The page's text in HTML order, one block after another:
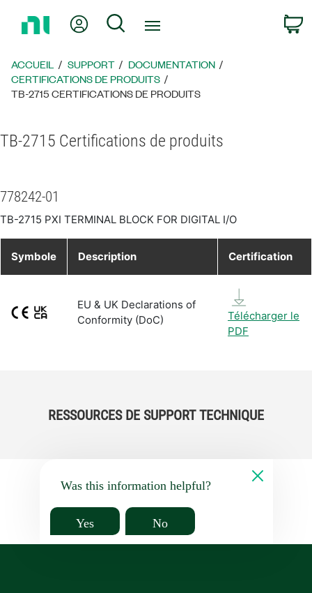
page
d’accueil
Mon compteRechercher
ACCUEIL SUPPORT
DOCUMENTATION
CERTIFICATIONS DE PRODUITS
TB-2715 CERTIFICATIONS DE PRODUITS
TB-2715 Certifications de produits
778242-01
TB-2715 PXI TERMINAL BLOCK FOR DIGITAL I/O
Symbole Description Certification
EU & UK Declarations of
Conformity (DoC)
Télécharger le
PDF
RESSOURCES DE SUPPORT TECHNIQUE
Was this information helpful?
Yes No